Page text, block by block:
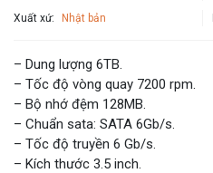
Xuất xứ: Nhật bản
– Dung lượng 6TB.
– Tốc độ vòng quay 7200 rpm.
– Bộ nhớ đệm 128MB.
– Chuẩn sata: SATA 6Gb/s.
– Tốc độ truyền 6 Gb/s.
– Kích thước 3.5 inch.